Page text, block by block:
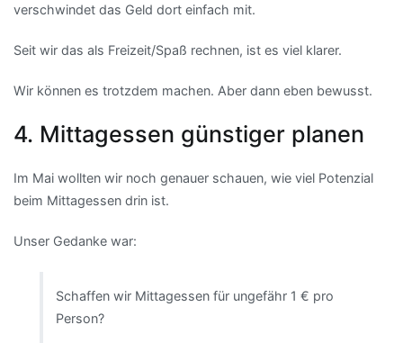
verschwindet das Geld dort einfach mit.
Seit wir das als Freizeit/Spaß rechnen, ist es viel klarer.
Wir können es trotzdem machen. Aber dann eben bewusst.
4. Mittagessen günstiger planen
Im Mai wollten wir noch genauer schauen, wie viel Potenzial
beim Mittagessen drin ist.
Unser Gedanke war:
Schaffen wir Mittagessen für ungefähr 1 € pro
Person?